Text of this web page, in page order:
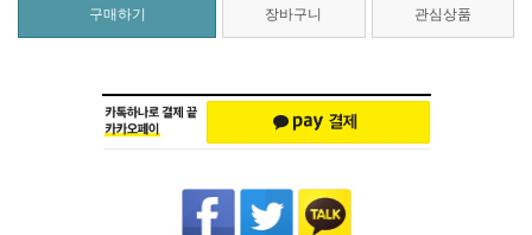
구매하기 장바구니 관심상품